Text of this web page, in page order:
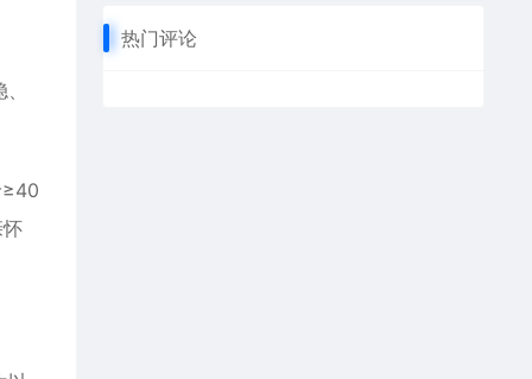
≥40
热门评论